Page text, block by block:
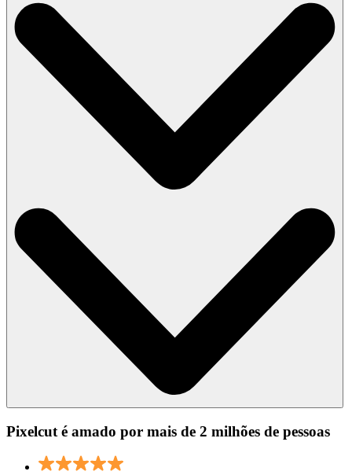
Pixelcut é amado por mais de 2 milhões de pessoas